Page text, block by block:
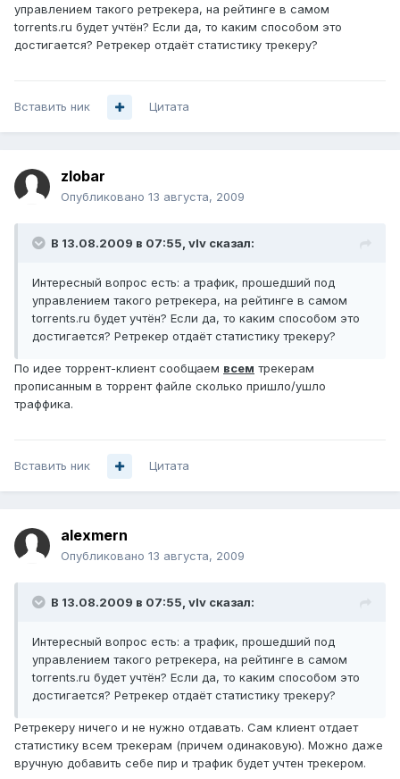
управлением такого ретрекера, на рейтинге в самом
torrents.ru будет учтён? Если да, то каким способом это
достигается? Ретрекер отдаёт статистику трекеру?
Вставить ник Цитата
zlobar
Опубликовано 13 августа, 2009
В 13.08.2009 в 07:55, vIv сказал:
Интересный вопрос есть: а трафик, прошедший под
управлением такого ретрекера, на рейтинге в самом
torrents.ru будет учтён? Если да, то каким способом это
достигается? Ретрекер отдаёт статистику трекеру?
По идее торрент-клиент сообщаем всем трекерам
прописанным в торрент файле сколько пришло/ушло
траффика.
Вставить ник Цитата
alexmern
Опубликовано 13 августа, 2009
В 13.08.2009 в 07:55, vIv сказал:
Интересный вопрос есть: а трафик, прошедший под
управлением такого ретрекера, на рейтинге в самом
torrents.ru будет учтён? Если да, то каким способом это
достигается? Ретрекер отдаёт статистику трекеру?
Ретрекеру ничего и не нужно отдавать. Сам клиент отдает
статистику всем трекерам (причем одинаковую). Можно даже
вручную добавить себе пир и трафик будет учтен трекером.